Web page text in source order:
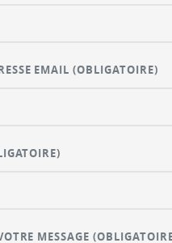
EMAIL(OBLIGATOIRE)
MESSAGE